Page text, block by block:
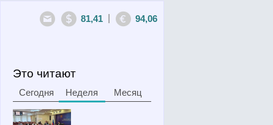
81,41 94,06
Это читают
Сегодня Неделя Месяц